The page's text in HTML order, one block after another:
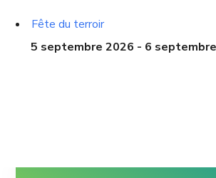
Fête du terroir
5 septembre 2026 - 6